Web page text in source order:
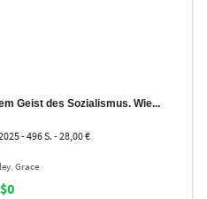
Geist des Sozialismus. Wie...
- 496 S. - 28,00 €
Grace
$0